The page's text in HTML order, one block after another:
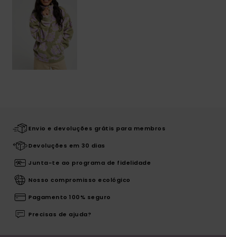
Envio e devoluções grátis para membros
Devoluções em 30 dias
Junta-te ao programa de fidelidade
Nosso compromisso ecológico
Pagamento 100% seguro
Precisas de ajuda?